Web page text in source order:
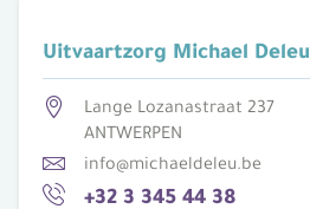
Uitvaartzorg Michael Deleu
Lange Lozanastraat 237
ANTWERPEN
info@michaeldeleu.be
+32 3 345 44 38